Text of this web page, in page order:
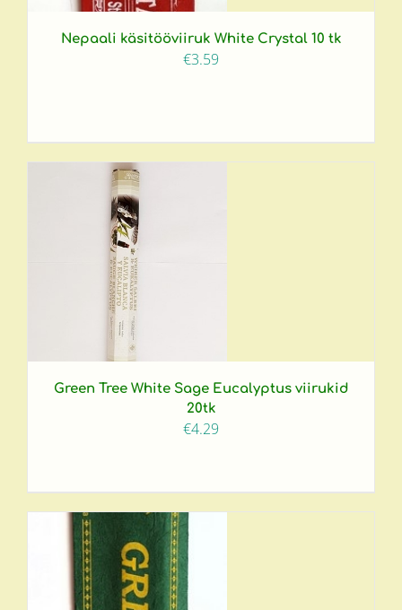
Nepaali käsitööviiruk White Crystal 10 tk
€3.59
Green Tree White Sage Eucalyptus viirukid
20tk
€4.29